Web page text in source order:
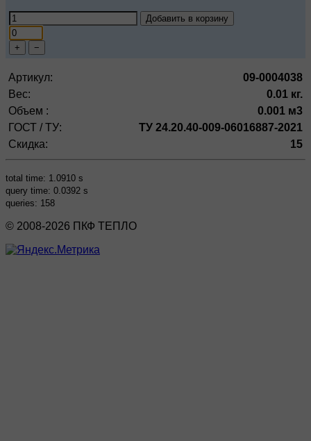
Добавить в корзину
+ −
Артикул:
09-0004038
Вес:
0.01 кг.
Объем :
0.001 м3
ГОСТ / ТУ:
ТУ 24.20.40-009-06016887-2021
Скидка:
15
total time: 1.0910 s
query time: 0.0392 s
queries: 158
© 2008-2026 ПКФ ТЕПЛО